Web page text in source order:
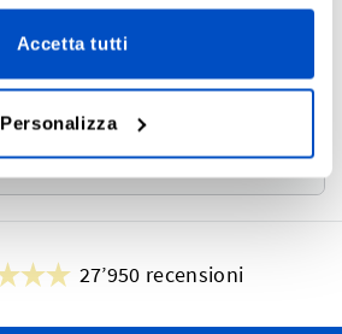
Accetta tutti
Personalizza
27’950 recensioni